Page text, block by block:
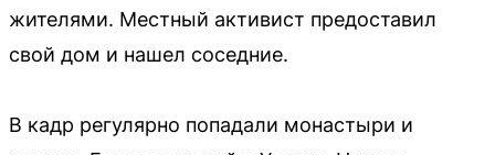
жителями. Местный активист предоставил
свой дом и нашел соседние.
В кадр регулярно попадали монастыри и